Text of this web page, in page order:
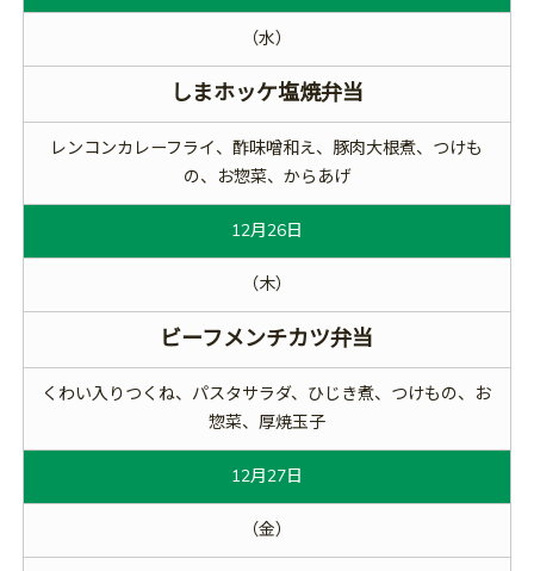
（水）
しまホッケ塩焼弁当
レンコンカレーフライ、酢味噌和え、豚肉大根煮、つけも
の、お惣菜、からあげ
12月26日
（木）
ビーフメンチカツ弁当
くわい入りつくね、パスタサラダ、ひじき煮、つけもの、お
惣菜、厚焼玉子
12月27日
（金）